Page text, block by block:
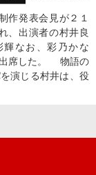
作発表会見が２１
、出演者の村井良
なお、彩乃かな
出席した。 物語の
演じる村井は、役